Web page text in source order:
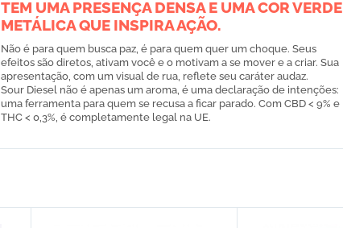
TEM UMA PRESENÇA DENSA E UMA COR VERDE
METÁLICA QUE INSPIRA AÇÃO.
Não é para quem busca paz, é para quem quer um choque. Seus
efeitos são diretos, ativam você e o motivam a se mover e a criar. Sua
apresentação, com um visual de rua, reflete seu caráter audaz.
Sour Diesel não é apenas um aroma, é uma declaração de intenções:
uma ferramenta para quem se recusa a ficar parado. Com CBD < 9% e
THC < 0,3%, é completamente legal na UE.